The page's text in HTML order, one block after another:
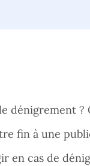
dénigrement
fin à une
en cas de